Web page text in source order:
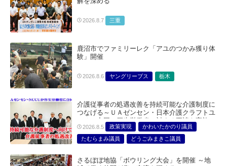
2026.8.7 三重
鹿沼市でファミリーレク「アユのつかみ獲り体
験」開催
2026.8.6 ヤングリーブス 栃木
介護従事者の処遇改善を持続可能な介護制度に
つなげる～ＵＡゼンセン・日本介護クラフトユ
ニオン合同で厚生労働省に対する要請を実施～
2026.8.5 政策実現
かわいたかのり議員
たむらまみ議員
どうごみまきこ議員
さるぼぼ地協「ボウリング大会」を開催 ～地